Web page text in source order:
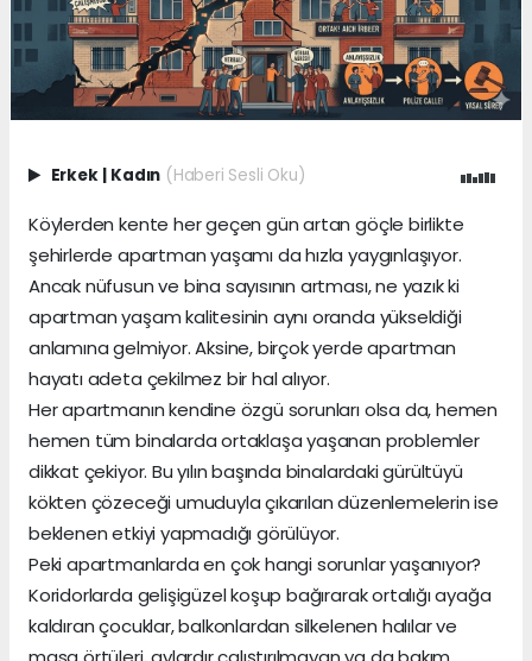
Erkek | Kadın (Haberi Sesli Oku)
Köylerden kente her geçen gün artan göçle birlikte
şehirlerde apartman yaşamı da hızla yaygınlaşıyor.
Ancak nüfusun ve bina sayısının artması, ne yazık ki
apartman yaşam kalitesinin aynı oranda yükseldiği
anlamına gelmiyor. Aksine, birçok yerde apartman
hayatı adeta çekilmez bir hal alıyor.
Her apartmanın kendine özgü sorunları olsa da, hemen
hemen tüm binalarda ortaklaşa yaşanan problemler
dikkat çekiyor. Bu yılın başında binalardaki gürültüyü
kökten çözeceği umuduyla çıkarılan düzenlemelerin ise
beklenen etkiyi yapmadığı görülüyor.
Peki apartmanlarda en çok hangi sorunlar yaşanıyor?
Koridorlarda gelişigüzel koşup bağırarak ortalığı ayağa
kaldıran çocuklar, balkonlardan silkelenen halılar ve